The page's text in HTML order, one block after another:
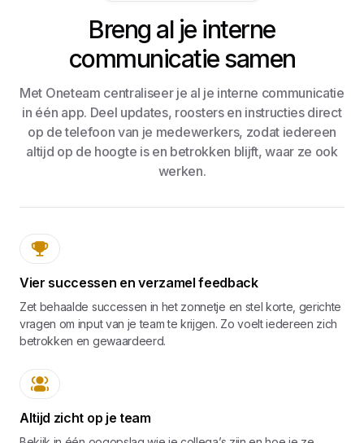
Breng al je interne
communicatie samen
Met Oneteam centraliseer je al je interne communicatie
in één app. Deel updates, roosters en instructies direct
op de telefoon van je medewerkers, zodat iedereen
altijd op de hoogte is en betrokken blijft, waar ze ook
werken.
Vier successen en verzamel feedback
Zet behaalde successen in het zonnetje en stel korte, gerichte
vragen om input van je team te krijgen. Zo voelt iedereen zich
betrokken en gewaardeerd.
Altijd zicht op je team